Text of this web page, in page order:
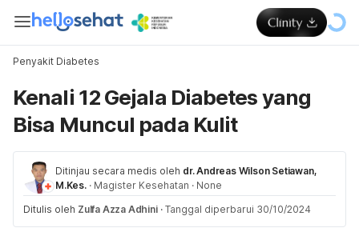
Penyakit Diabetes
Kenali 12 Gejala Diabetes yang
Bisa Muncul pada Kulit
Ditinjau secara medis oleh dr. Andreas Wilson Setiawan,
M.Kes. · Magister Kesehatan · None
Ditulis oleh Zulfa Azza Adhini · Tanggal diperbarui 30/10/2024